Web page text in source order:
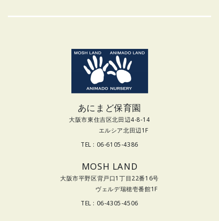
あにまど保育園
大阪市東住吉区北田辺4-8-14
エルシア北田辺1F
TEL : 06-6105-4386
MOSH LAND
大阪市平野区背戸口1丁目22番16号
ヴェルデ瑞穂壱番館1F
TEL : 06-4305-4506